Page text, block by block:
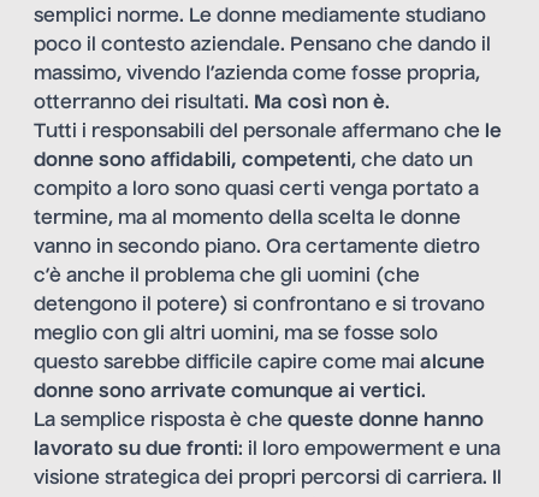
semplici norme. Le donne mediamente studiano
poco il contesto aziendale. Pensano che dando il
massimo, vivendo l’azienda come fosse propria,
otterranno dei risultati. Ma così non è.
Tutti i responsabili del personale affermano che le
donne sono affidabili, competenti, che dato un
compito a loro sono quasi certi venga portato a
termine, ma al momento della scelta le donne
vanno in secondo piano. Ora certamente dietro
c’è anche il problema che gli uomini (che
detengono il potere) si confrontano e si trovano
meglio con gli altri uomini, ma se fosse solo
questo sarebbe difficile capire come mai alcune
donne sono arrivate comunque ai vertici.
La semplice risposta è che queste donne hanno
lavorato su due fronti: il loro empowerment e una
visione strategica dei propri percorsi di carriera. Il